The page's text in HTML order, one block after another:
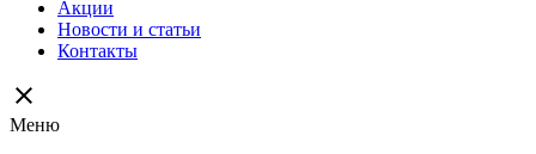
Акции
Новости и статьи
Контакты
close
Меню